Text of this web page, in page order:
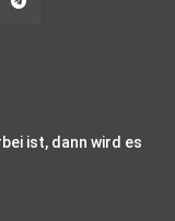
ist, dann wird es